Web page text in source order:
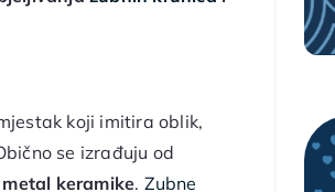
koji imitira oblik,
se izrađuju od
metal keramike. Zubne